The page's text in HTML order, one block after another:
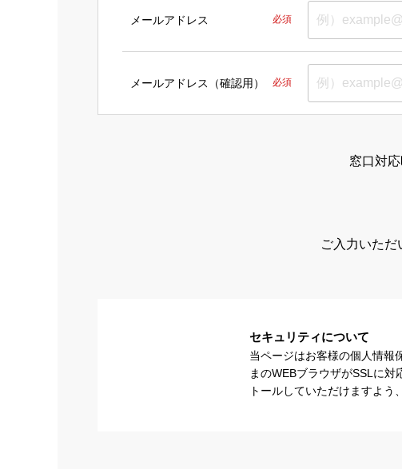
メールアドレス 必須
メールアドレス（確認用） 必須
窓口対
ご入力いただ
セキュリティについて
当ページはお客様の個人情報
まのWEBブラウザがSSLに
トールしていただけますよう